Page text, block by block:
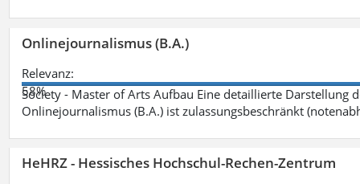
Onlinejournalismus (B.A.)
Relevanz:
58%
Society - Master of Arts Aufbau Eine detaillierte Darstellung
Onlinejournalismus (B.A.) ist zulassungsbeschränkt
HeHRZ - Hessisches Hochschul-Rechen-Zentrum